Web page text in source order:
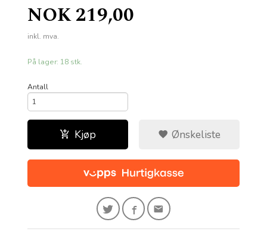
Pris
NOK219,00
inkl. mva.
På lager: 18 stk.
Antall
Kjøp Ønskeliste